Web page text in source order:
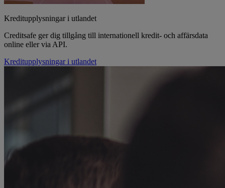
Kreditupplysningar i utlandet
Creditsafe ger dig tillgång till internationell kredit- och affärsdata
online eller via API.
Kreditupplysningar i utlandet